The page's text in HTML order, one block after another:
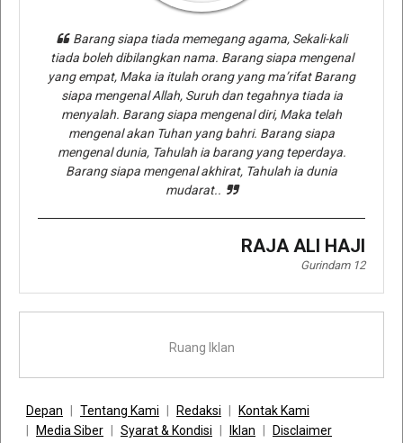
Barang siapa tiada memegang agama, Sekali-kali
tiada boleh dibilangkan nama. Barang siapa mengenal
yang empat, Maka ia itulah orang yang ma’rifat Barang
siapa mengenal Allah, Suruh dan tegahnya tiada ia
menyalah. Barang siapa mengenal diri, Maka telah
mengenal akan Tuhan yang bahri. Barang siapa
mengenal dunia, Tahulah ia barang yang teperdaya.
Barang siapa mengenal akhirat, Tahulah ia dunia
mudarat..
RAJA ALI HAJI
Gurindam 12
Ruang Iklan
Depan Tentang Kami Redaksi
Kontak Kami
Media Siber
Syarat & Kondisi Iklan
Disclaimer